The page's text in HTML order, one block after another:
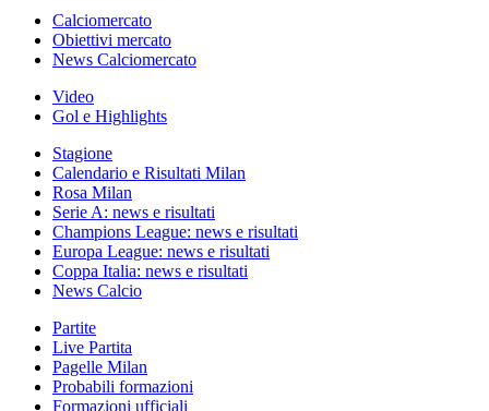
Calciomercato
Obiettivi mercato
News Calciomercato
Video
Gol e Highlights
Stagione
Calendario e Risultati Milan
Rosa Milan
Serie A: news e risultati
Champions League: news e risultati
Europa League: news e risultati
Coppa Italia: news e risultati
News Calcio
Partite
Live Partita
Pagelle Milan
Probabili formazioni
Formazioni ufficiali